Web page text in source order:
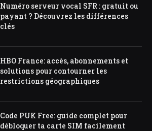
Numéro serveur vocal SFR : gratuit ou
payant ? Découvrez les différences
clés
HBO France: accès, abonnements et
solutions pour contourner les
restrictions géographiques
Code PUK Free: guide complet pour
débloquer ta carte SIM facilement